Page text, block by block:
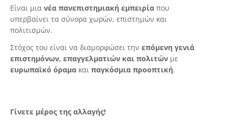
Είναι μια νέα πανεπιστημιακή εμπειρία που
υπερβαίνει τα σύνορα χωρών, επιστημών και
πολιτισμών.
Στόχος του είναι να διαμορφώσει την επόμενη γενιά
επιστημόνων, επαγγελματιών και πολιτών με
ευρωπαϊκό όραμα και παγκόσμια προοπτική.
Γίνετε μέρος της αλλαγής!